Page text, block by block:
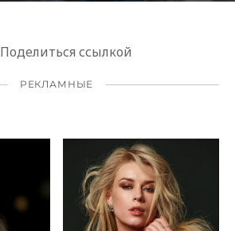
Поделиться ссылкой
РЕКЛАМНЫЕ